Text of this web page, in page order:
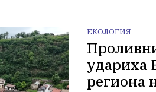
ЕКОЛОГИЯ
удариха
региона